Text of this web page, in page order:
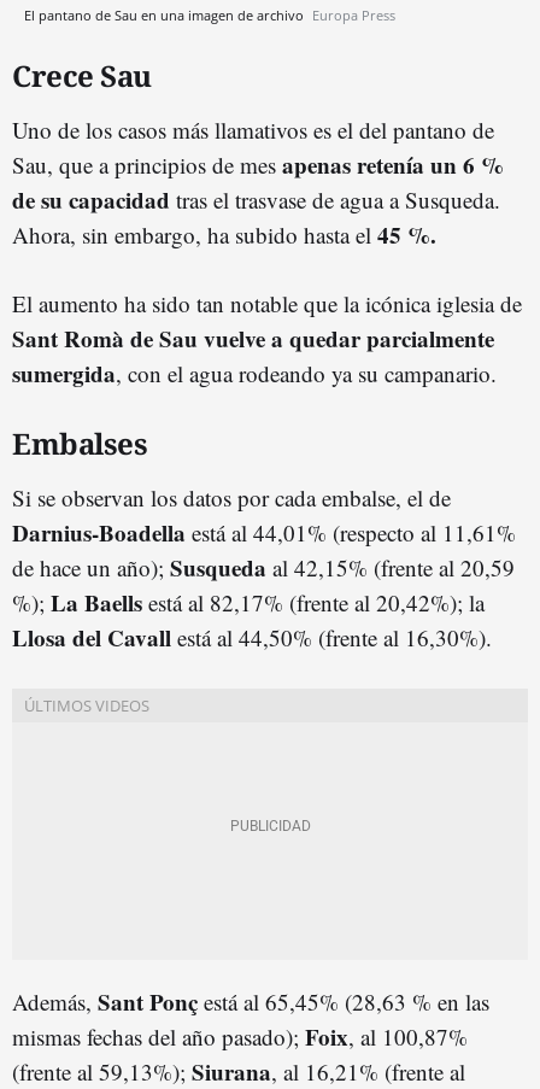
El pantano de Sau en una imagen de archivo Europa Press
Crece Sau
Uno de los casos más llamativos es el del pantano de
Sau, que a principios de mes apenas retenía un 6 %
de su capacidad tras el trasvase de agua a Susqueda.
Ahora, sin embargo, ha subido hasta el 45 %.
El aumento ha sido tan notable que la icónica iglesia de
Sant Romà de Sau vuelve a quedar parcialmente
sumergida, con el agua rodeando ya su campanario.
Embalses
Si se observan los datos por cada embalse, el de
Darnius-Boadella está al 44,01% (respecto al 11,61%
de hace un año); Susqueda al 42,15% (frente al 20,59
%); La Baells está al 82,17% (frente al 20,42%); la
Llosa del Cavall está al 44,50% (frente al 16,30%).
Además, Sant Ponç está al 65,45% (28,63 % en las
mismas fechas del año pasado); Foix, al 100,87%
(frente al 59,13%); Siurana, al 16,21% (frente al